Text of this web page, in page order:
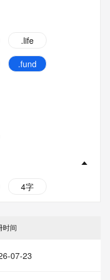
.life
.fund
4字
时间
07-23